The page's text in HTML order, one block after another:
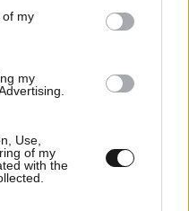
of my
my
Use,
of my
with the
ισραηλινή
νότου, παρά την
στοGoogle News
τις ειδήσεις